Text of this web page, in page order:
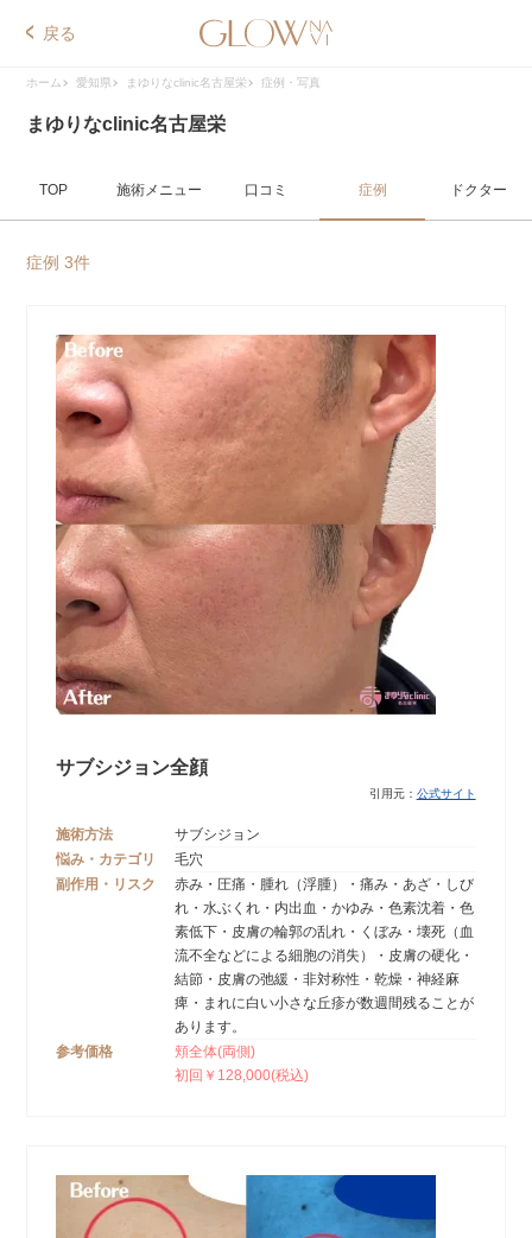
戻る
ホーム 愛知県 まゆりなclinic名古屋栄 症例・写真
まゆりなclinic名古屋栄
TOP 施術メニュー 口コミ 症例 ドクター
症例 3件
サブシジョン全顔
引用元： 公式サイト
施術方法
サブシジョン
悩み・カテゴリ
毛穴
副作用・リスク
赤み・圧痛・腫れ（浮腫）・痛み・あざ・しび
れ・水ぶくれ・内出血・かゆみ・色素沈着・色
素低下・皮膚の輪郭の乱れ・くぼみ・壊死（血
流不全などによる細胞の消失）・皮膚の硬化・
結節・皮膚の弛緩・非対称性・乾燥・神経麻
痺・まれに白い小さな丘疹が数週間残ることが
あります。
参考価格
頬全体(両側)
初回￥128,000(税込)